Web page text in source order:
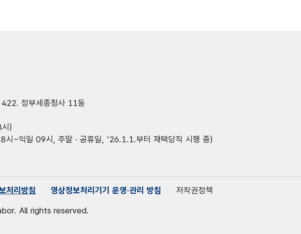
정부세종청사 11동
)
시~익일 09시, 주말 · 공휴일, '26.1.1.부터 재택당직 시행 중)
처리방침 영상정보처리기기 운영·관리 방침 저작권정책
All rights reserved.